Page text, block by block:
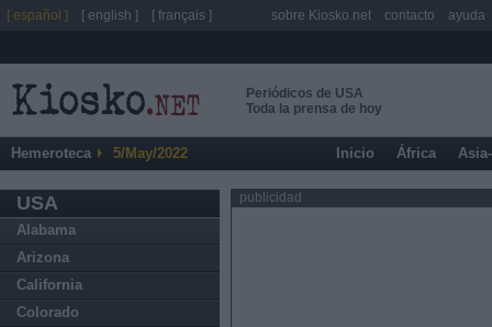
Periódicos de USA
Toda la prensa de hoy
Hemeroteca 5/May/2022 Inicio África
USA
Alabama
Arizona
California
Colorado
publicidad
[ español ] [ english ] [ français ] sobre Kiosko.net contacto ayuda